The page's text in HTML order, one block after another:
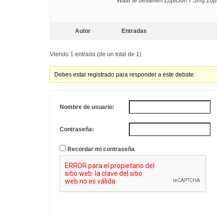
Autor Entradas
Viendo 1 entrada (de un total de 1)
Debes estar registrado para responder a este debate.
Nombre de usuario:
Contraseña:
Recordar mi contraseña